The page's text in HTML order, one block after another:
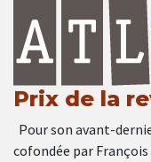
Prix de la
Pour son avant-
cofondée par